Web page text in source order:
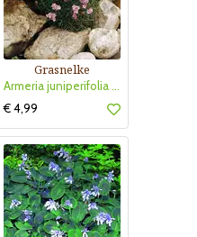
Grasnelke
Armeria juniperifolia 'Bechwood'
€ 4,99